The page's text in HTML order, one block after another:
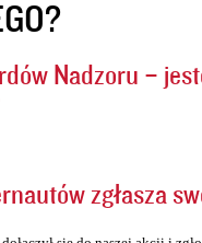
Nadzoru –
zgłasza